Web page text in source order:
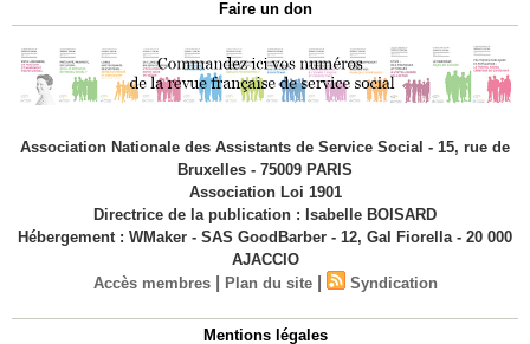
Faire un don
Association Nationale des Assistants de Service Social - 15, rue de
Bruxelles - 75009 PARIS
Association Loi 1901
Directrice de la publication : Isabelle BOISARD
Hébergement : WMaker - SAS GoodBarber - 12, Gal Fiorella - 20 000
AJACCIO
Accès membres | Plan du site | Syndication
Mentions légales